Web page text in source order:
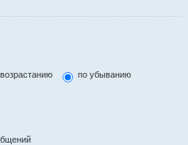
по убыванию